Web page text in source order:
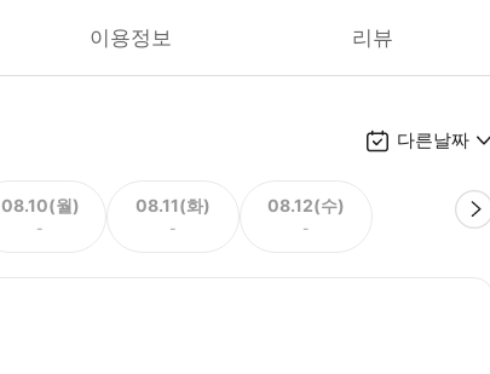
이용정보 리뷰
다른날짜
08.10(월)
-
08.11(화)
-
08.12(수)
-